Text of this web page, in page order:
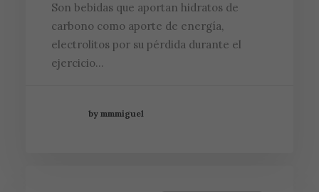
Son bebidas que aportan hidratos de
carbono como aporte de energía,
electrolitos por su pérdida durante el
ejercicio…
by mmmiguel